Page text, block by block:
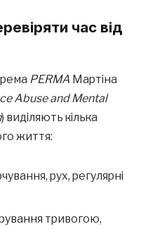
час від
PERMA Мартіна
Abuse and Mental
) виділяють кілька
життя:
рух, регулярні
тривогою,